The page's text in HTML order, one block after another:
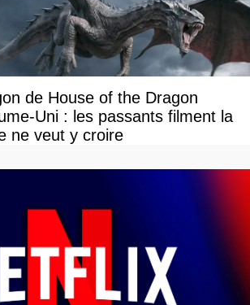
de House of the Dragon
Uni : les passants filment la
ne veut y croire